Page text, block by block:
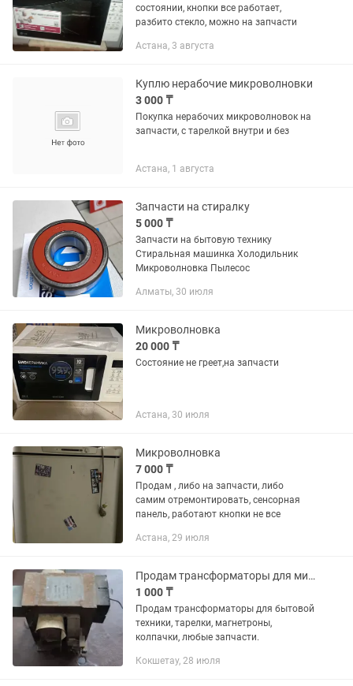
состоянии, кнопки все работает,
разбито стекло, можно на запчасти
Астана, 3 августа
Куплю нерабочие микроволновки
3 000 ₸
Покупка нерабочих микроволновок на
запчасти, с тарелкой внутри и без
Астана, 1 августа
Запчасти на стиралку
5 000 ₸
Запчасти на бытовую технику
Стиральная машинка Холодильник
Микроволновка Пылесос
Алматы, 30 июля
Микроволновка
20 000 ₸
Состояние не греет,на запчасти
Астана, 30 июля
Микроволновка
7 000 ₸
Продам , либо на запчасти, либо
самим отремонтировать, сенсорная
панель, работают кнопки не все
Астана, 29 июля
Продам трансформаторы для микроволновки
1 000 ₸
Продам трансформаторы для бытовой
техники, тарелки, магнетроны,
колпачки, любые запчасти.
Кокшетау, 28 июля